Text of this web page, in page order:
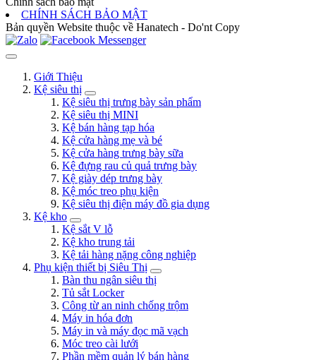
CHÍNH SÁCH BẢO MẬT
Bản quyền Website thuộc về Hanatech - Do'nt Copy
Giới Thiệu
Kệ siêu thị
Kệ siêu thị trưng bày sản phẩm
Kệ siêu thị MINI
Kệ bán hàng tạp hóa
Kệ cửa hàng mẹ và bé
Kệ cửa hàng trưng bày sữa
Kệ đựng rau củ quả trưng bày
Kệ giày dép trưng bày
Kệ móc treo phụ kiện
Kệ siêu thị điện máy đồ gia dụng
Kệ kho
Kệ sắt V lỗ
Kệ kho trung tải
Kệ tải hàng nặng công nghiệp
Phụ kiện thiết bị Siêu Thị
Bàn thu ngân siêu thị
Tủ sắt Locker
Công từ an ninh chống trộm
Máy in hóa đơn
Máy in và máy đọc mã vạch
Móc treo cài lưới
Phần mềm quản lý bán hàng